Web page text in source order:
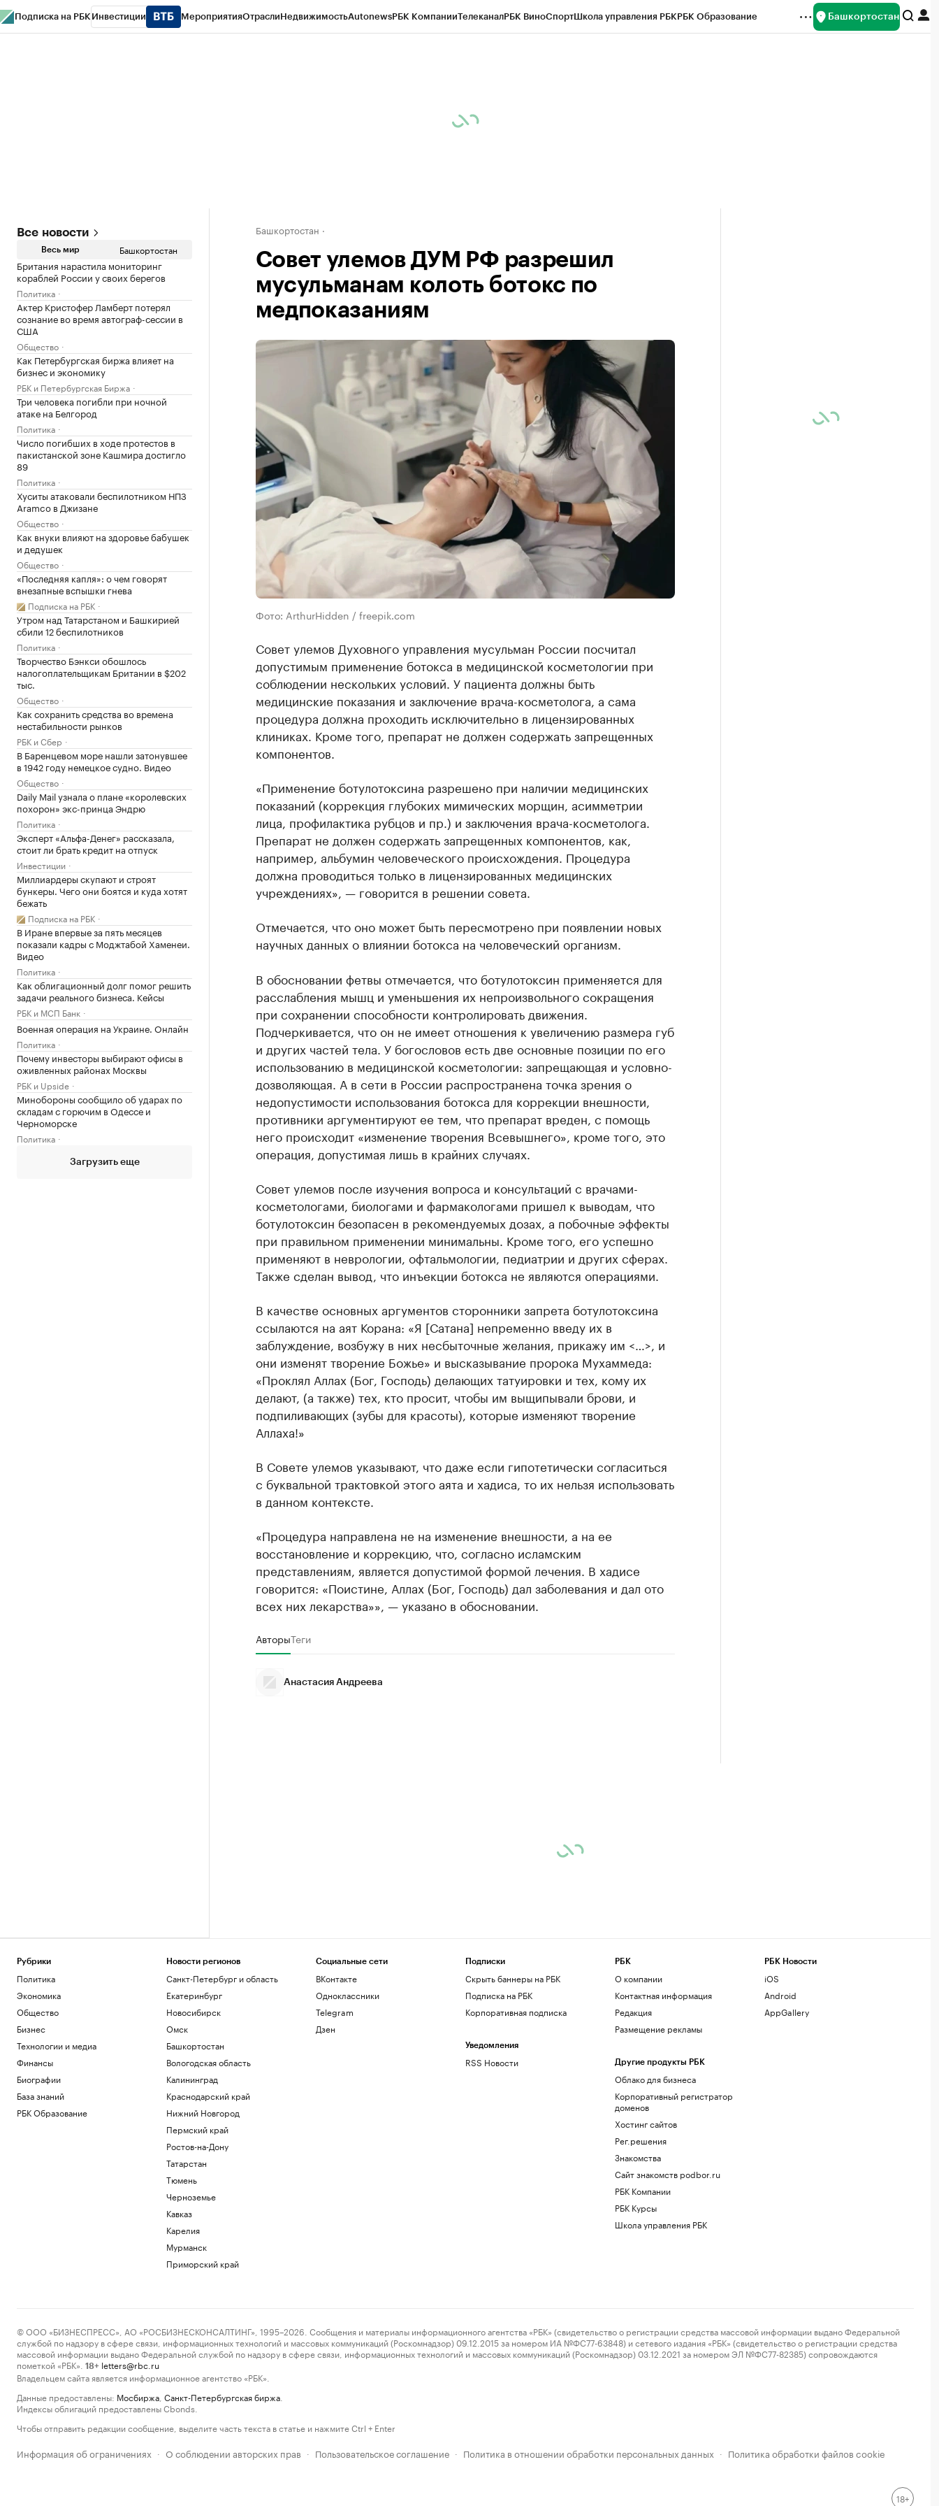
Подписка на РБК Инвестиции МероприятияОтраслиНедвижимостьAutonewsРБК КомпанииТелеканалРБК ВиноСпортШкола управления РБКРБК Образование Башкортостан
Все новости
Весь мир Башкортостан
Британия нарастила мониторинг
кораблей России у своих берегов
Политика
Актер Кристофер Ламберт потерял
сознание во время автограф-сессии в
США
Общество
Как Петербургская биржа влияет на
бизнес и экономику
РБК и Петербургская Биржа
Три человека погибли при ночной
атаке на Белгород
Политика
Число погибших в ходе протестов в
пакистанской зоне Кашмира достигло
89
Политика
Хуситы атаковали беспилотником НПЗ
Aramco в Джизане
Общество
Как внуки влияют на здоровье бабушек
и дедушек
Общество
«Последняя капля»: о чем говорят
внезапные вспышки гнева
Подписка на РБК
Утром над Татарстаном и Башкирией
сбили 12 беспилотников
Политика
Творчество Бэнкси обошлось
налогоплательщикам Британии в $202
тыс.
Общество
Как сохранить средства во времена
нестабильности рынков
РБК и Сбер
В Баренцевом море нашли затонувшее
в 1942 году немецкое судно. Видео
Общество
Daily Mail узнала о плане «королевских
похорон» экс-принца Эндрю
Политика
Эксперт «Альфа-Денег» рассказала,
стоит ли брать кредит на отпуск
Инвестиции
Миллиардеры скупают и строят
бункеры. Чего они боятся и куда хотят
бежать
Подписка на РБК
В Иране впервые за пять месяцев
показали кадры с Моджтабой Хаменеи.
Видео
Политика
Как облигационный долг помог решить
задачи реального бизнеса. Кейсы
РБК и МСП Банк
Военная операция на Украине. Онлайн
Политика
Почему инвесторы выбирают офисы в
оживленных районах Москвы
РБК и Upside
Минобороны сообщило об ударах по
складам с горючим в Одессе и
Черноморске
Политика
Загрузить еще
Башкортостан
Совет улемов ДУМ РФ разрешил
мусульманам колоть ботокс по
медпоказаниям
Фото: ArthurHidden / freepik.com
Совет улемов Духовного управления мусульман России посчитал
допустимым применение ботокса в медицинской косметологии при
соблюдении нескольких условий. У пациента должны быть
медицинские показания и заключение врача-косметолога, а сама
процедура должна проходить исключительно в лицензированных
клиниках. Кроме того, препарат не должен содержать запрещенных
компонентов.
«Применение ботулотоксина разрешено при наличии медицинских
показаний (коррекция глубоких мимических морщин, асимметрии
лица, профилактика рубцов и пр.) и заключения врача-косметолога.
Препарат не должен содержать запрещенных компонентов, как,
например, альбумин человеческого происхождения. Процедура
должна проводиться только в лицензированных медицинских
учреждениях», — говорится в решении совета.
Отмечается, что оно может быть пересмотрено при появлении новых
научных данных о влиянии ботокса на человеческий организм.
В обосновании фетвы отмечается, что ботулотоксин применяется для
расслабления мышц и уменьшения их непроизвольного сокращения
при сохранении способности контролировать движения.
Подчеркивается, что он не имеет отношения к увеличению размера губ
и других частей тела. У богословов есть две основные позиции по его
использованию в медицинской косметологии: запрещающая и условно-
дозволяющая. А в сети в России распространена точка зрения о
недопустимости использования ботокса для коррекции внешности,
противники аргументируют ее тем, что препарат вреден, с помощь
него происходит «изменение творения Всевышнего», кроме того, это
операция, допустимая лишь в крайних случаях.
Совет улемов после изучения вопроса и консультаций с врачами-
косметологами, биологами и фармакологами пришел к выводам, что
ботулотоксин безопасен в рекомендуемых дозах, а побочные эффекты
при правильном применении минимальны. Кроме того, его успешно
применяют в неврологии, офтальмологии, педиатрии и других сферах.
Также сделан вывод, что инъекции ботокса не являются операциями.
В качестве основных аргументов сторонники запрета ботулотоксина
ссылаются на аят Корана: «Я [Сатана] непременно введу их в
заблуждение, возбужу в них несбыточные желания, прикажу им <…>, и
они изменят творение Божье» и высказывание пророка Мухаммеда:
«Проклял Аллах (Бог, Господь) делающих татуировки и тех, кому их
делают, (а также) тех, кто просит, чтобы им выщипывали брови, и
подпиливающих (зубы для красоты), которые изменяют творение
Аллаха!»
В Совете улемов указывают, что даже если гипотетически согласиться
с буквальной трактовкой этого аята и хадиса, то их нельзя использовать
в данном контексте.
«Процедура направлена не на изменение внешности, а на ее
восстановление и коррекцию, что, согласно исламским
представлениям, является допустимой формой лечения. В хадисе
говорится: «Поистине, Аллах (Бог, Господь) дал заболевания и дал ото
всех них лекарства»», — указано в обосновании.
АвторыТеги
Анастасия Андреева
Рубрики
Политика
Экономика
Общество
Бизнес
Технологии и медиа
Финансы
Биографии
База знаний
РБК Образование
Новости регионов
Санкт-Петербург и область
Екатеринбург
Новосибирск
Омск
Башкортостан
Вологодская область
Калининград
Краснодарский край
Нижний Новгород
Пермский край
Ростов-на-Дону
Татарстан
Тюмень
Черноземье
Кавказ
Карелия
Мурманск
Приморский край
Социальные сети
ВКонтакте
Одноклассники
Telegram
Дзен
Подписки
Скрыть баннеры на РБК
Подписка на РБК
Корпоративная подписка
Уведомления
RSS Новости
РБК
О компании
Контактная информация
Редакция
Размещение рекламы
Другие продукты РБК
Облако для бизнеса
Корпоративный регистратор
доменов
Хостинг сайтов
Рег.решения
Знакомства
Сайт знакомств podbor.ru
РБК Компании
РБК Курсы
Школа управления РБК
РБК Новости
iOS
Android
AppGallery
© ООО «БИЗНЕСПРЕСС», АО «РОСБИЗНЕСКОНСАЛТИНГ», 1995–2026. Сообщения и материалы информационного агентства «РБК» (свидетельство о регистрации средства массовой информации выдано Федеральной
службой по надзору в сфере связи, информационных технологий и массовых коммуникаций (Роскомнадзор) 09.12.2015 за номером ИА №ФС77-63848) и сетевого издания «РБК» (свидетельство о регистрации средства
массовой информации выдано Федеральной службой по надзору в сфере связи, информационных технологий и массовых коммуникаций (Роскомнадзор) 03.12.2021 за номером ЭЛ №ФС77-82385) сопровождаются
пометкой «РБК».
18+ letters@rbc.ru
Владельцем сайта является информационное агентство «РБК».
Данные предоставлены: Мосбиржа Санкт-Петербургская биржа
Индексы облигаций предоставлены Cbonds.
Чтобы отправить редакции сообщение, выделите часть текста в статье и нажмите Ctrl + Enter
Информация об ограничениях · О соблюдении авторских прав · Пользовательское соглашение · Политика в отношении обработки персональных данных · Политика обработки файлов cookie
18+